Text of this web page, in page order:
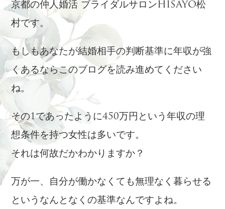
京都の仲人婚活 ブライダルサロンHISAYO松
村です。
もしもあなたが結婚相手の判断基準に年収が強
くあるならこのブログを読み進めてください
ね。
その1であったように450万円という年収の理
想条件を持つ女性は多いです。
それは何故だかわかりますか？
万が一、自分が働かなくても無理なく暮らせる
というなんとなくの基準なんですよね。